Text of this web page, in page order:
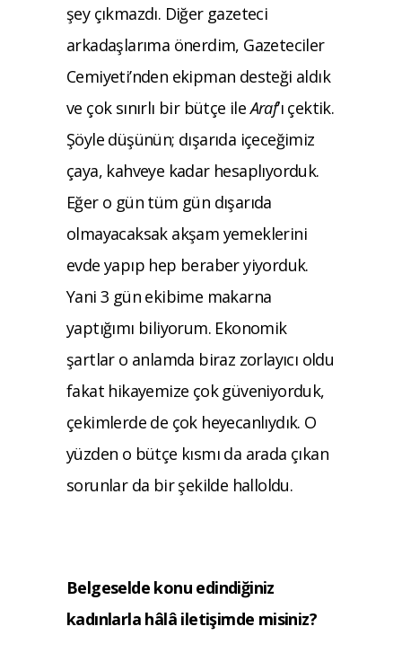
şey çıkmazdı. Diğer gazeteci
arkadaşlarıma önerdim, Gazeteciler
Cemiyeti’nden ekipman desteği aldık
ve çok sınırlı bir bütçe ileAraf’ı çektik.
Şöyle düşünün; dışarıda içeceğimiz
çaya, kahveye kadar hesaplıyorduk.
Eğer o gün tüm gün dışarıda
olmayacaksak akşam yemeklerini
evde yapıp hep beraber yiyorduk.
Yani 3 gün ekibime makarna
yaptığımı biliyorum. Ekonomik
şartlar o anlamda biraz zorlayıcı oldu
fakat hikayemize çok güveniyorduk,
çekimlerde de çok heyecanlıydık. O
yüzden o bütçe kısmı da arada çıkan
sorunlar da bir şekilde halloldu.
Belgeselde konu edindiğiniz
kadınlarla hâlâ iletişimde misiniz?